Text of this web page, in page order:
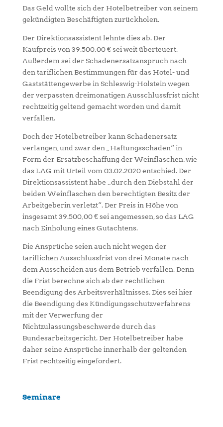
Das Geld wollte sich der Hotelbetreiber von seinem
gekündigten Beschäftigten zurückholen.
Der Direktionsassistent lehnte dies ab. Der
Kaufpreis von 39.500,00 € sei weit überteuert.
Außerdem sei der Schadenersatzanspruch nach
den tariflichen Bestimmungen für das Hotel- und
Gaststättengewerbe in Schleswig-Holstein wegen
der verpassten dreimonatigen Ausschlussfrist nicht
rechtzeitig geltend gemacht worden und damit
verfallen.
Doch der Hotelbetreiber kann Schadenersatz
verlangen, und zwar den „Haftungsschaden“ in
Form der Ersatzbeschaffung der Weinflaschen, wie
das LAG mit Urteil vom 03.02.2020 entschied. Der
Direktionsassistent habe „durch den Diebstahl der
beiden Weinflaschen den berechtigten Besitz der
Arbeitgeberin verletzt“. Der Preis in Höhe von
insgesamt 39.500,00 € sei angemessen, so das LAG
nach Einholung eines Gutachtens.
Die Ansprüche seien auch nicht wegen der
tariflichen Ausschlussfrist von drei Monate nach
dem Ausscheiden aus dem Betrieb verfallen. Denn
die Frist berechne sich ab der rechtlichen
Beendigung des Arbeitsverhältnisses. Dies sei hier
die Beendigung des Kündigungsschutzverfahrens
mit der Verwerfung der
Nichtzulassungsbeschwerde durch das
Bundesarbeitsgericht. Der Hotelbetreiber habe
daher seine Ansprüche innerhalb der geltenden
Frist rechtzeitig eingefordert.
Seminare